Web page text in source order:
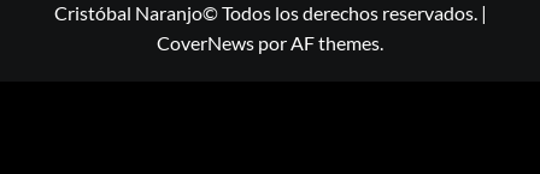
Cristóbal Naranjo© Todos los derechos reservados. |
CoverNews por AF themes.